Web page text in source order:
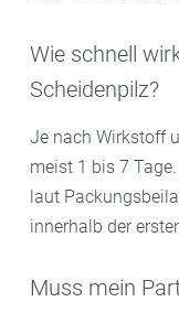
Wie schnell
Scheidenpilz?
Je nach Wirkstoff
meist 1 bis 7
laut
innerhalb der
Muss mein